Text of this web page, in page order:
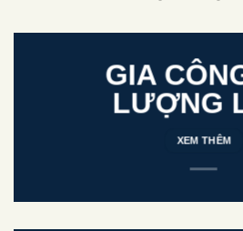
GIA
LƯỢNG
XEM THÊM